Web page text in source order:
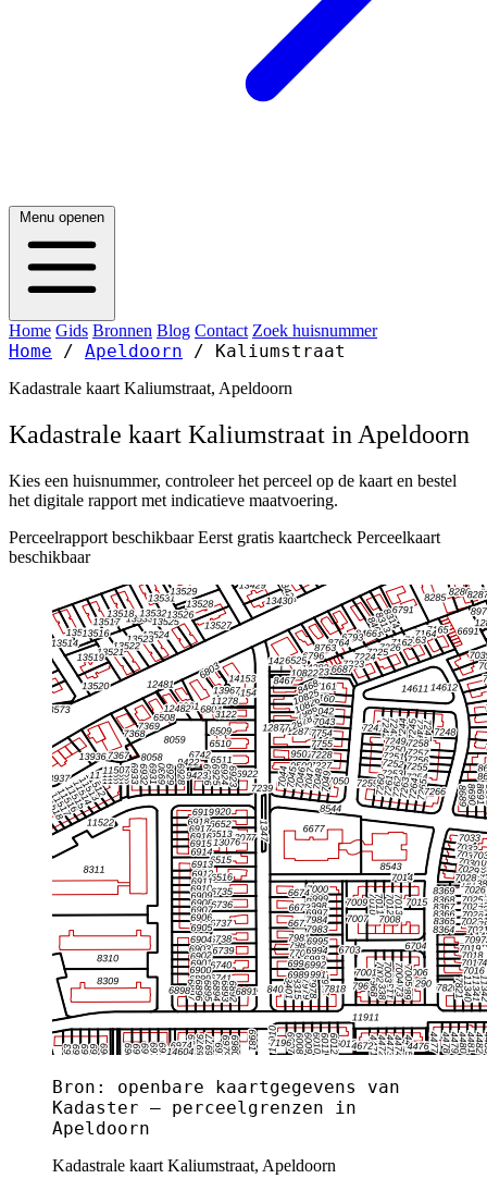
Menu openen
Home Gids Bronnen Blog Contact Zoek huisnummer
Home / Apeldoorn / Kaliumstraat
Kadastrale kaart Kaliumstraat, Apeldoorn
Kadastrale kaart Kaliumstraat in Apeldoorn
Kies een huisnummer, controleer het perceel op de kaart en bestel
het digitale rapport met indicatieve maatvoering.
Perceelrapport beschikbaar Eerst gratis kaartcheck Perceelkaart
beschikbaar
Bron: openbare kaartgegevens van
Kadaster — perceelgrenzen in
Apeldoorn
Kadastrale kaart Kaliumstraat, Apeldoorn